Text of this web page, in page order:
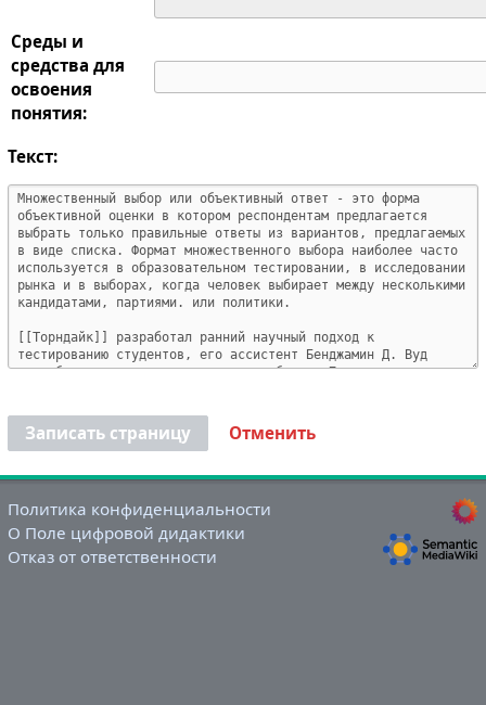
Среды и
средства для
освоения
понятия:
Текст:
Записать страницу Отменить
Политика конфиденциальности
О Поле цифровой дидактики
Отказ от ответственности